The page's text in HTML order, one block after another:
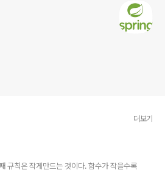
더보기
규칙은 작게만드는 것이다. 함수가 작을수록